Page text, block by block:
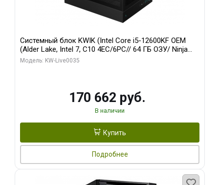
Системный блок KWIK (Intel Core i5-12600KF OEM
(Alder Lake, Intel 7, C10 4EC/6PC// 64 ГБ ОЗУ/ Ninja
Sinotex GTX1650 4GB 128bit GDDR6 DVI DP HDMI 2/
Модель: KW-Live0035
170 662 руб.
В наличии
Купить
Подробнее